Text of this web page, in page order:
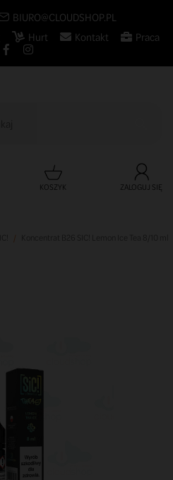
BIURO@CLOUDSHOP.PL
Hurt Kontakt Praca
KOSZYK ZALOGUJ SIĘ